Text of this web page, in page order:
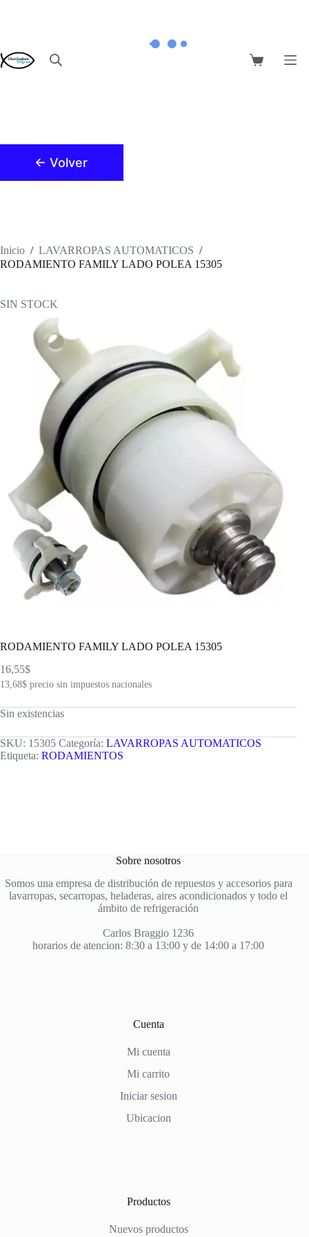
Carro
← Volver
Inicio / LAVARROPAS AUTOMATICOS /
RODAMIENTO FAMILY LADO POLEA 15305
SIN STOCK
RODAMIENTO FAMILY LADO POLEA 15305
16,55$
13,68$ precio sin impuestos nacionales
Sin existencias
SKU: 15305 Categoría: LAVARROPAS AUTOMATICOS
Etiqueta: RODAMIENTOS
Sobre nosotros
Somos una empresa de distribución de repuestos y accesorios para
lavarropas, secarropas, heladeras, aires acondicionados y todo el
ámbito de refrigeración
Carlos Braggio 1236
horarios de atencion: 8:30 a 13:00 y de 14:00 a 17:00
Cuenta
Mi cuenta
Mi carrito
Iniciar sesion
Ubicacion
Productos
Nuevos productos